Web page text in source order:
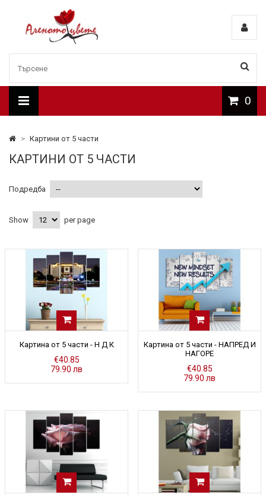
0
> Картини от 5 части
КАРТИНИ ОТ 5 ЧАСТИ
Подредба
Show per page
Картина от 5 части - Н Д К
€40.85
79.90 лв
Картина от 5 части - НАПРЕД И
НАГОРЕ
€40.85
79.90 лв